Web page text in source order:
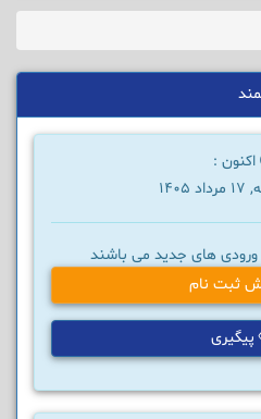
اکنون :
های جدید می باشند
ثبت نام
پیگیری